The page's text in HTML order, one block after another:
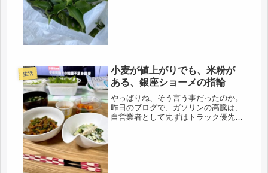
生活
小麦が値上がりでも、米粉が
ある、銀座ショーメの指輪
やっぱりね、そう言う事だったのか。
昨日のブログで、ガソリンの高騰は、
自営業者として先ずはトラック優先、